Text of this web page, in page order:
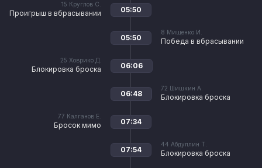
15 Круглов С.
Проигрыш в вбрасывании 05:50
8 Мищенко И.
Победа в вбрасывании
05:50
25 Ховрико Д.
Блокировка броска 06:06
72 Шишкин А.
Блокировка броска
06:48
77 Калганов Е.
Бросок мимо 07:34
44 Абдуллин Т.
Блокировка броска
07:54